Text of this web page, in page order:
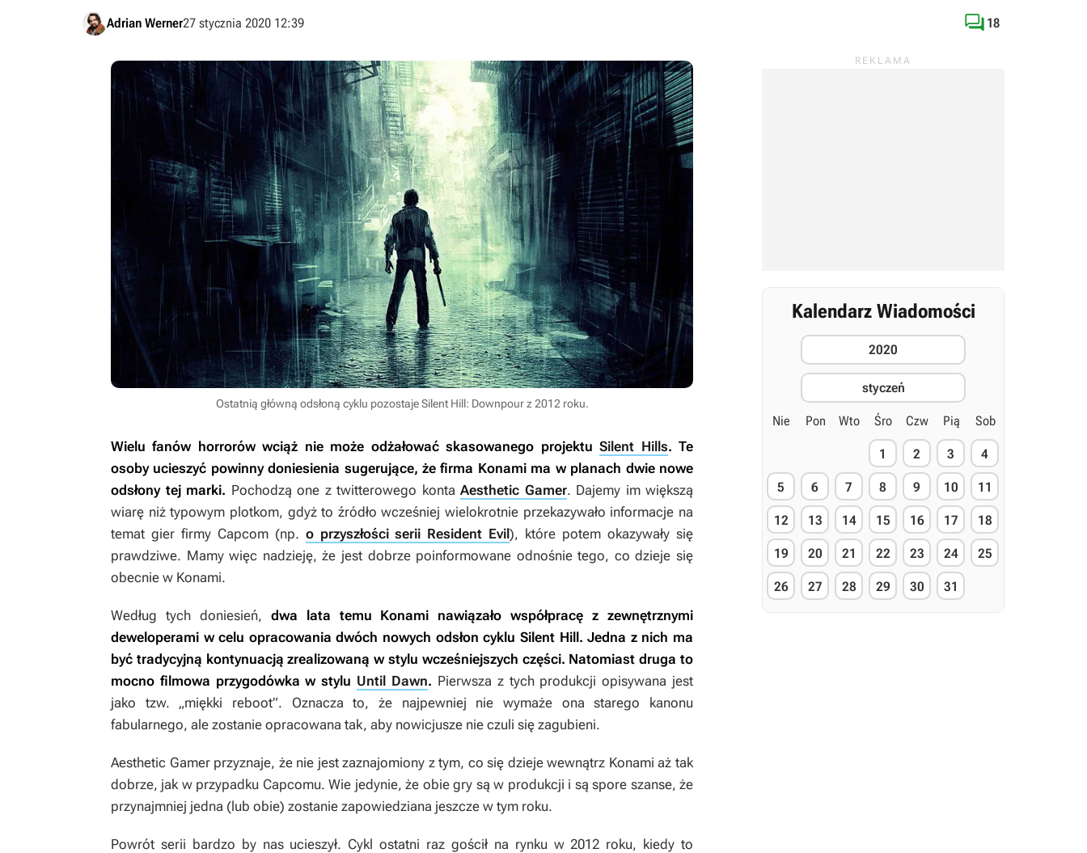
Adrian Werner27 stycznia 2020 12:39  18
Ostatnią główną odsłoną cyklu pozostaje Silent Hill: Downpour z 2012 roku.
Wielu fanów horrorów wciąż nie może odżałować skasowanego projektuSilent Hills. Te
osoby ucieszyć powinny doniesienia sugerujące, że firma Konami ma w planach dwie nowe
odsłony tej marki. Pochodzą one z twitterowego konta Aesthetic Gamer. Dajemy im większą
wiarę niż typowym plotkom, gdyż to źródło wcześniej wielokrotnie przekazywało informacje na
temat gier firmy Capcom (np. o przyszłości serii Resident Evil), które potem okazywały się
prawdziwe. Mamy więc nadzieję, że jest dobrze poinformowane odnośnie tego, co dzieje się
obecnie w Konami.
Według tych doniesień, dwa lata temu Konami nawiązało współpracę z zewnętrznymi
deweloperami w celu opracowania dwóch nowych odsłon cyklu Silent Hill. Jedna z nich ma
być tradycyjną kontynuacją zrealizowaną w stylu wcześniejszych części. Natomiast druga to
mocno filmowa przygodówka w stylu Until Dawn. Pierwsza z tych produkcji opisywana jest
jako tzw. „miękki reboot”. Oznacza to, że najpewniej nie wymaże ona starego kanonu
fabularnego, ale zostanie opracowana tak, aby nowicjusze nie czuli się zagubieni.
Aesthetic Gamer przyznaje, że nie jest zaznajomiony z tym, co się dzieje wewnątrz Konami aż tak
dobrze, jak w przypadku Capcomu. Wie jedynie, że obie gry są w produkcji i są spore szanse, że
przynajmniej jedna (lub obie) zostanie zapowiedziana jeszcze w tym roku.
Powrót serii bardzo by nas ucieszył. Cykl ostatni raz gościł na rynku w 2012 roku, kiedy to
Kalendarz Wiadomości
2020
styczeń
Nie Pon Wto Śro Czw Pią Sob
1 2 3 4
5 6 7 8 9 10 11
12 13 14 15 16 17 18
19 20 21 22 23 24 25
26 27 28 29 30 31